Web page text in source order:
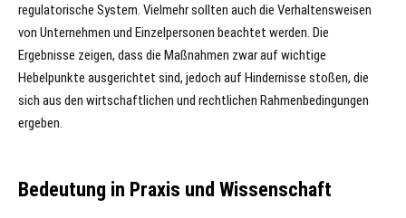
regulatorische System. Vielmehr sollten auch die Verhaltensweisen
von Unternehmen und Einzelpersonen beachtet werden. Die
Ergebnisse zeigen, dass die Maßnahmen zwar auf wichtige
Hebelpunkte ausgerichtet sind, jedoch auf Hindernisse stoßen, die
sich aus den wirtschaftlichen und rechtlichen Rahmenbedingungen
ergeben.
Bedeutung in Praxis und Wissenschaft